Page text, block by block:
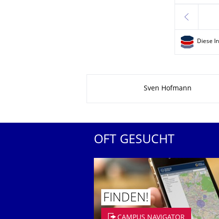
zurück
Diese
Sven Hofmann
OFT GESUCHT
FINDEN!
CAMPUS NAVIGATOR